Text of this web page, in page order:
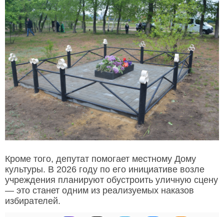
Кроме того, депутат помогает местному Дому
культуры. В 2026 году по его инициативе возле
учреждения планируют обустроить уличную сцену
— это станет одним из реализуемых наказов
избирателей.